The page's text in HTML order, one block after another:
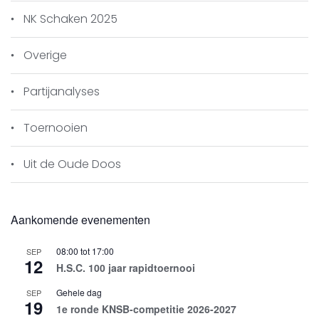
NK Schaken 2025
Overige
Partijanalyses
Toernooien
Uit de Oude Doos
Aankomende evenementen
SEP
12
08:00 tot 17:00
H.S.C. 100 jaar rapidtoernooi
SEP
19
Gehele dag
1e ronde KNSB-competitie 2026-2027